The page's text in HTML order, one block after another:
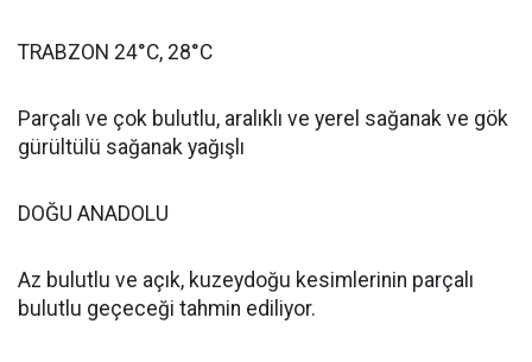
TRABZON 24°C, 28°C
Parçalı ve çok bulutlu, aralıklı ve yerel sağanak ve gök
gürültülü sağanak yağışlı
DOĞU ANADOLU
Az bulutlu ve açık, kuzeydoğu kesimlerinin parçalı
bulutlu geçeceği tahmin ediliyor.